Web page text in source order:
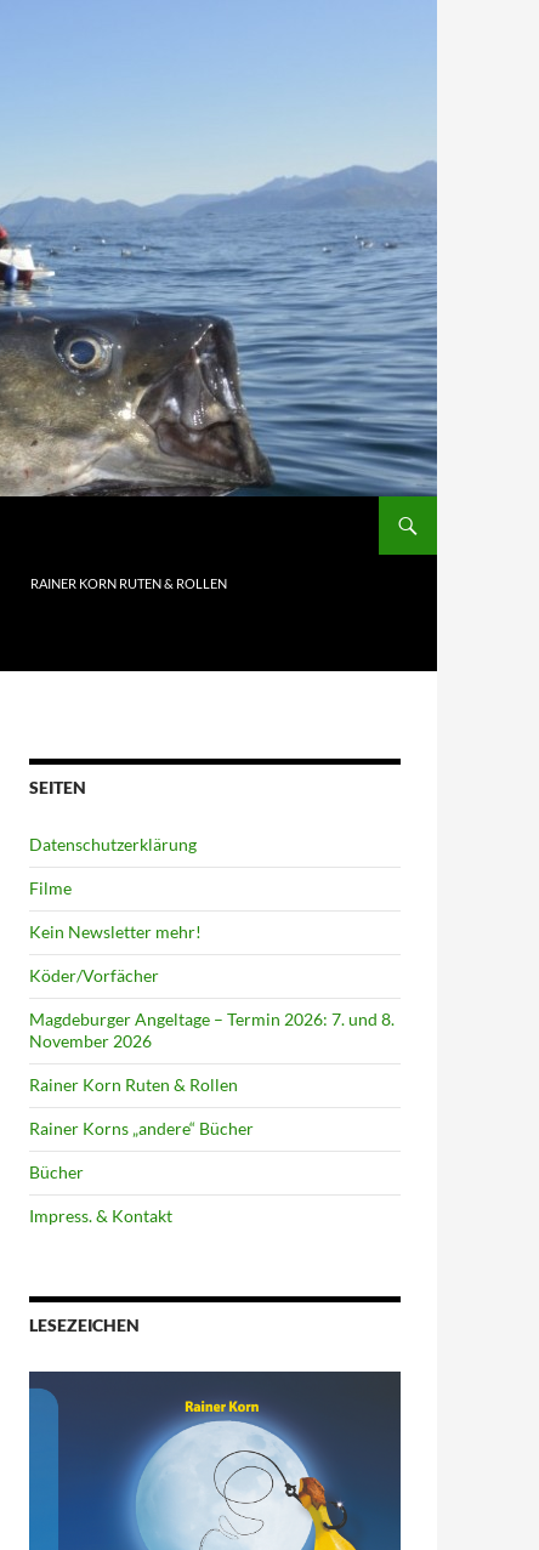
RAINER KORN RUTEN & ROLLEN
SEITEN
Datenschutzerklärung
Filme
Kein Newsletter mehr!
Köder/Vorfächer
Magdeburger Angeltage – Termin 2026: 7. und 8.
November 2026
Rainer Korn Ruten & Rollen
Rainer Korns „andere“ Bücher
Bücher
Impress. & Kontakt
LESEZEICHEN